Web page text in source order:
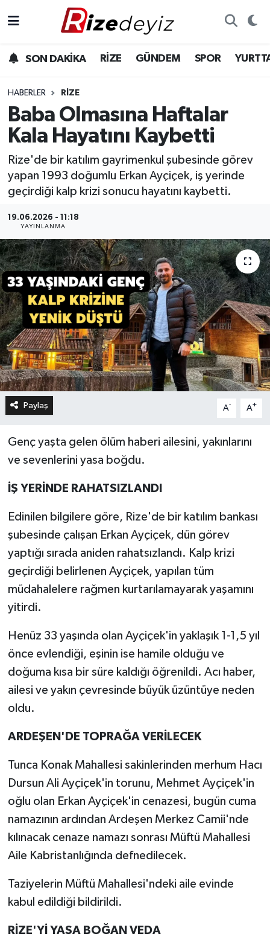
SON DAKİKA RİZE GÜNDEM SPOR
HABERLER RIZE
Baba Olmasına Haftalar
Kala Hayatını Kaybetti
Rize'de bir katılım gayrimenkul şubesinde görev
yapan 1993 doğumlu Erkan Ayçiçek, iş yerinde
geçirdiği kalp krizi sonucu hayatını kaybetti.
19.06.2026 - 11:18
YAYINLANMA
Paylaş A- A+
Genç yaşta gelen ölüm haberi ailesini, yakınlarını
ve sevenlerini yasa boğdu.
İŞ YERİNDE RAHATSIZLANDI
Edinilen bilgilere göre, Rize'de bir katılım bankası
şubesinde çalışan Erkan Ayçiçek, dün görev
yaptığı sırada aniden rahatsızlandı. Kalp krizi
geçirdiği belirlenen Ayçiçek, yapılan tüm
müdahalelere rağmen kurtarılamayarak yaşamını
yitirdi.
Henüz 33 yaşında olan Ayçiçek'in yaklaşık 1-1,5 yıl
önce evlendiği, eşinin ise hamile olduğu ve
doğuma kısa bir süre kaldığı öğrenildi. Acı haber,
ailesi ve yakın çevresinde büyük üzüntüye neden
oldu.
ARDEŞEN'DE TOPRAĞA VERİLECEK
Tunca Konak Mahallesi sakinlerinden merhum Hacı
Dursun Ali Ayçiçek'in torunu, Mehmet Ayçiçek'in
oğlu olan Erkan Ayçiçek'in cenazesi, bugün cuma
namazının ardından Ardeşen Merkez Camii'nde
kılınacak cenaze namazı sonrası Müftü Mahallesi
Aile Kabristanlığında defnedilecek.
Taziyelerin Müftü Mahallesi'ndeki aile evinde
kabul edildiği bildirildi.
RİZE'Yİ YASA BOĞAN VEDA
Gündem
Yurttan Haberler
Ekonomi
Teknoloji
Sağlık
Rize Hava Durumu
Rize Trafik Yoğunluk Haritası
Süper Lig Puan Durumu ve Fikstür
Tüm Manşetler
Son Dakika Haberleri
Haber Arşivi